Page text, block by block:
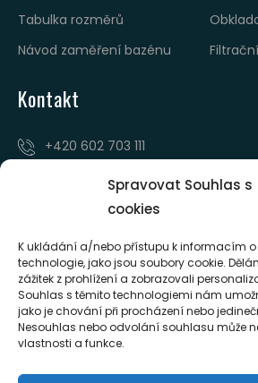
Spravovat Souhlas s
cookies
K ukládání a/nebo přístupu k informacím
technologie, jako jsou soubory cookie.
zážitek z prohlížení a zobrazovali
Souhlas s těmito technologiemi nám
jako je chování při procházení nebo
Nesouhlas nebo odvolání souhlasu může
vlastnosti a funkce.
Tabulka rozměrů
Návod zaměření bazénu
Kontakt
‭+420 602 703 111‬
Jiříkovského 9, 602 00 Brno
Výdejní sklad: Holasice 72, areál AZ
pavax@pavax.cz
Po-Pá 7:00 - 14.30